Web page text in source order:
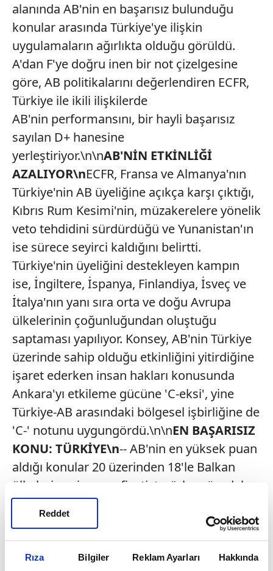
Rıza Bilgiler Reklam Ayarları Hakkında
Reddet
alanında AB'nin en başarısız bulunduğu
konular arasında Türkiye'ye ilişkin
uygulamaların ağırlıkta olduğu görüldü.
A'dan F'ye doğru inen bir not çizelgesine
göre, AB politikalarını değerlendiren ECFR,
Türkiye ile ikili ilişkilerde
AB'nin performansını, bir hayli başarısız
sayılan D+ hanesine
yerleştiriyor.\n\nAB'NİN ETKİNLİĞİ
AZALIYOR\nECFR, Fransa ve Almanya'nın
Türkiye'nin AB üyeliğine açıkça karşı çıktığı,
Kıbrıs Rum Kesimi'nin, müzakerelere yönelik
veto tehdidini sürdürdüğü ve Yunanistan'ın
ise sürece seyirci kaldığını belirtti.
Türkiye'nin üyeliğini destekleyen kampın
ise, İngiltere, İspanya, Finlandiya, İsveç ve
İtalya'nın yanı sıra orta ve doğu Avrupa
ülkelerinin çoğunluğundan oluştuğu
saptaması yapılıyor. Konsey, AB'nin Türkiye
üzerinde sahip olduğu etkinliğini yitirdiğine
işaret ederken insan hakları konusunda
Ankara'yı etkileme gücüne 'C-eksi', yine
Türkiye-AB arasındaki bölgesel işbirliğine de
'C-' notunu uygungördü.\n\nEN BAŞARISIZ
KONU: TÜRKİYE\n-- AB'nin en yüksek puan
aldığı konular 20 üzerinden 18'le Balkan
ülkelerine vize muafiyeti, terörle mücadele
için ABD ile veri paylaşımı ve İran'ın nükleer
programı konusunda ABD ile işbirliği
oldu.\n-- AB'nin en düşük notları ise 20
üzerinden 5'le Türkiye ile ilişkiler, Kıbrıs